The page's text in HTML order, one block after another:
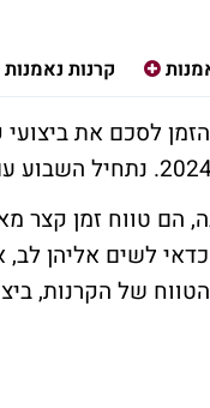
קרנות
לסכם את
טווח זמן קצר
לשים אליהן
של הקרנות,